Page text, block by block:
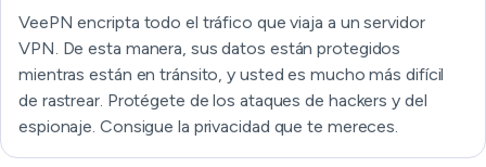
VeePN encripta todo el tráfico que viaja a un servidor
VPN. De esta manera, sus datos están protegidos
mientras están en tránsito, y usted es mucho más difícil
de rastrear. Protégete de los ataques de hackers y del
espionaje. Consigue la privacidad que te mereces.